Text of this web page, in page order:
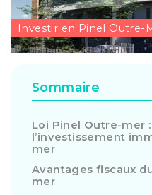
Investir en Pinel Outre-
Sommaire
Loi Pinel Outre-mer
l’investissement
mer
Avantages fiscaux
mer